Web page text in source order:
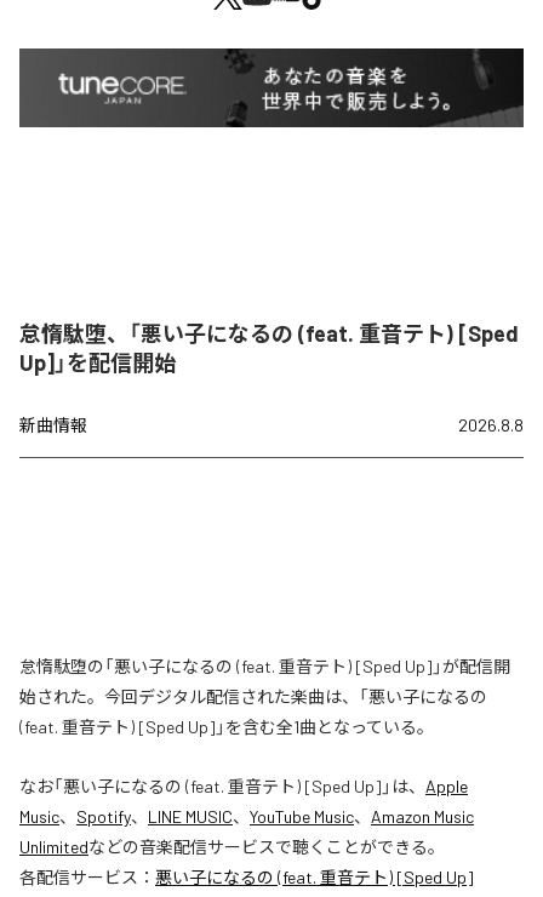
怠惰駄堕、「悪い子になるの (feat. 重音テト) [Sped
Up]」を配信開始
新曲情報 2026.8.8
怠惰駄堕の「悪い子になるの (feat. 重音テト) [Sped Up]」が配信開
始された。今回デジタル配信された楽曲は、「悪い子になるの
(feat. 重音テト) [Sped Up]」を含む全1曲となっている。
なお「悪い子になるの (feat. 重音テト) [Sped Up] 」は、 Apple
Music、 Spotify、 LINE MUSIC、 YouTube Music、 Amazon Music
Unlimitedなどの音楽配信サービスで聴くことができる。
各配信サービス： 悪い子になるの (feat. 重音テト) [Sped Up]